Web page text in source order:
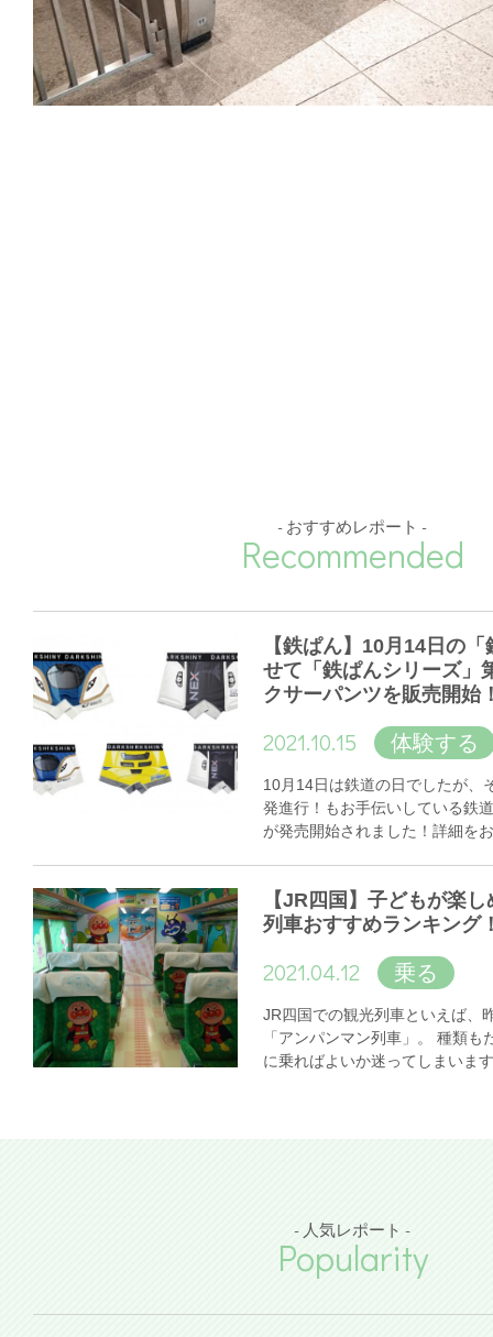
- おすすめレポート -
Recommended
【鉄ぱん】10月14日の
せて「鉄ぱんシリーズ」
クサーパンツを販売開始
2021.10.15 体験する
10月14日は鉄道の日でしたが、
発進行！もお手伝いしている鉄
が発売開始されました！詳細をお
【JR四国】子どもが楽
列車おすすめランキング
2021.04.12 乗る
JR四国での観光列車といえば、
「アンパンマン列車」。 種類も
に乗ればよいか迷ってしまいます
- 人気レポート -
Popularity